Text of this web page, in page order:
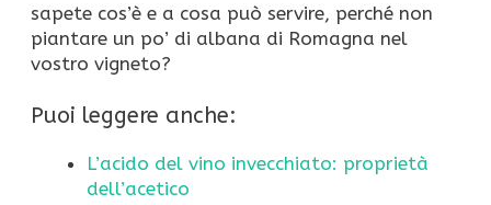
sapete cos’è e a cosa può servire, perché non
piantare un po’ di albana di Romagna nel
vostro vigneto?
Puoi leggere anche:
L’acido del vino invecchiato: proprietà
dell’acetico